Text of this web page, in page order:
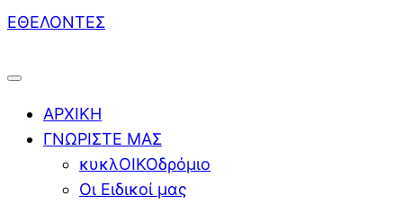
ΕΘΕΛΟΝΤΕΣ
ΑΡΧΙΚΗ
ΓΝΩΡΙΣΤΕ ΜΑΣ
κυκλΟΙΚΟδρόμιο
Οι Ειδικοί μας